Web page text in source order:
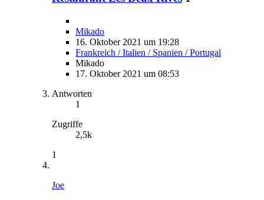
Mikado
16. Oktober 2021 um 19:28
Frankreich / Italien / Spanien / Portugal
Mikado
17. Oktober 2021 um 08:53
Antworten
1
Zugriffe
2,5k
1
Joe